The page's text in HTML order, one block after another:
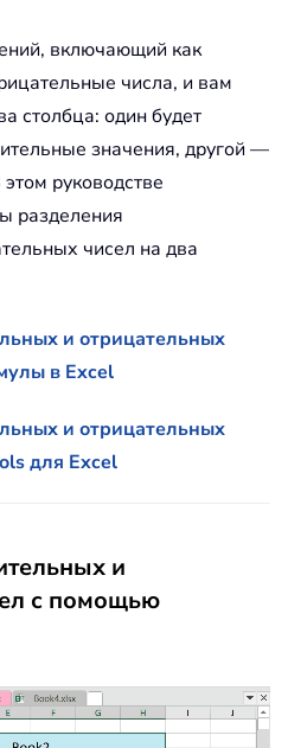
включающий как
числа, и вам
столбца: один будет
значения, другой —
руководстве
разделения
чисел на два
и отрицательных
в Excel
и отрицательных
для Excel
и
с помощью